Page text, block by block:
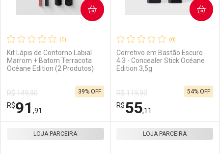
Ativar Desconto
Comprar sem Desconto
Por R$ 42,72/cada
Comprar sem Desconto
Por R$ 42,72/cada
Ativar Desconto
Comprar sem Desconto
Por R$ 55,11/cada
Comprar sem Desconto
Por R$ 55,11/cada
(0)
Kit Lápis de Contorno Labial
Marrom + Batom Terracota
Océane Edition (2 Produtos)
R$ 149,90
R$91 ,91
39% OFF
COMPRAR
(0)
Corretivo em Bastão Escuro
4.3 - Concealer Stick Océane
Edition 3,5g
R$ 119,90
R$55,11
54% OFF
COMPRAR
LOJA PARCEIRA LOJA PARCEIRA